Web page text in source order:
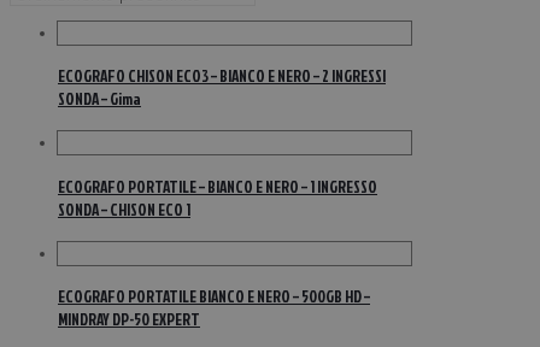
ECOGRAFO CHISON ECO3 – BIANCO E NERO – 2 INGRESSI
SONDA – Gima
ECOGRAFO PORTATILE – BIANCO E NERO – 1 INGRESSO
SONDA – CHISON ECO 1
ECOGRAFO PORTATILE BIANCO E NERO – 500GB HD –
MINDRAY DP-50 EXPERT